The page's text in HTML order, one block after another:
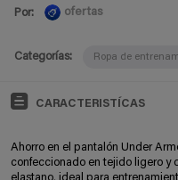
Por: ofertas
Categorías: Ropa de
CARACTERISTÍCAS
Ahorro en el pantalón Under
confeccionado en tejido ligero y
elastano, ideal para